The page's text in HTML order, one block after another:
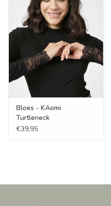
Bloes - KAomi
Turtleneck
€39,95